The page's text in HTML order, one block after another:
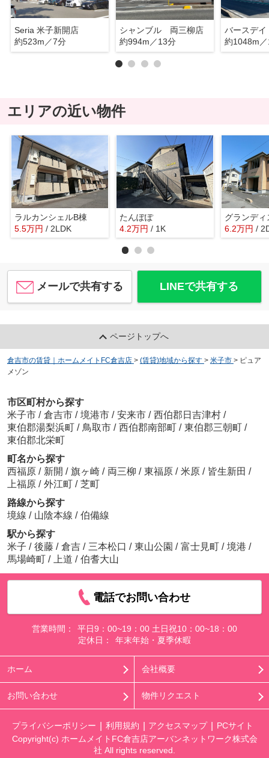
Seria 米子新開店
約523m／7分
シャンブル 両三柳店
約994m／13分
バースデ
約1048m
エリアの近い物件
ラルカンシェルB棟
5.5万円 / 2LDK
たんぽぽ
4.2万円 / 1K
グランディ
6.2万円 /
メールで共有する LINEで共有する
ページトップへ
倉吉市の賃貸｜ホームメイトFC倉吉店 > (賃貸)地域から探す > 米子市 > ピュア
メゾン
市区町村から探す
米子市 / 倉吉市 / 境港市 / 安来市 / 西伯郡日吉津村 /
東伯郡湯梨浜町 / 鳥取市 / 西伯郡南部町 / 東伯郡三朝町 /
東伯郡北栄町
町名から探す
西福原 / 新開 / 旗ヶ崎 / 両三柳 / 東福原 / 米原 / 皆生新田 /
上福原 / 外江町 / 芝町
路線から探す
境線 / 山陰本線 / 伯備線
駅から探す
米子 / 後藤 / 倉吉 / 三本松口 / 東山公園 / 富士見町 / 境港 /
馬場崎町 / 上道 / 伯耆大山
電話でお問い合わせ
営業時間：
平日9：00~19：00 土日祝10：00~18：00
定休日：
年末年始・夏季休暇
ホーム 会社概要
お問い合わせ 物件リクエスト
プライバシーポリシー 利用規約 アクセスマップ
PCサイト
Copyright(c) ホームメイトFC倉吉店アーバンネットワーク株式会
社 All rights reserved.